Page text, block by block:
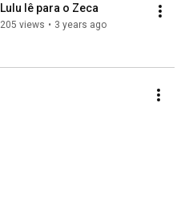
Lulu lê para o Zeca
205 views • 3 years ago